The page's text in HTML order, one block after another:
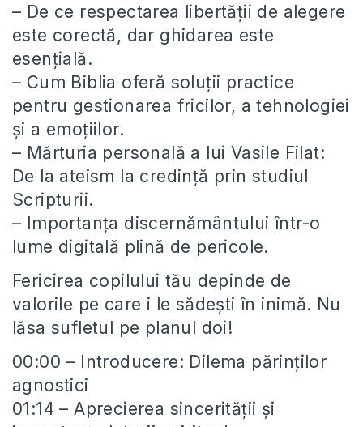
– De ce respectarea libertății de alegere
este corectă, dar ghidarea este
esențială.
– Cum Biblia oferă soluții practice
pentru gestionarea fricilor, a tehnologiei
și a emoțiilor.
– Mărturia personală a lui Vasile Filat:
De la ateism la credință prin studiul
Scripturii.
– Importanța discernământului într-o
lume digitală plină de pericole.
Fericirea copilului tău depinde de
valorile pe care i le sădești în inimă. Nu
lăsa sufletul pe planul doi!
00:00 – Introducere: Dilema părinților
agnostici
01:14 – Aprecierea sincerității și